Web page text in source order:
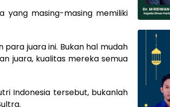
yang masing-masing memiliki
juara ini. Bukan hal mudah
juara, kualitas mereka semua
Indonesia tersebut, bukanlah